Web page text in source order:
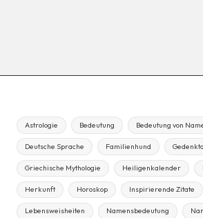
Astrologie Bedeutung Bedeutung von
Deutsche Sprache Familienhund
Griechische Mythologie Heiligenkalender
Herkunft Horoskop Inspirierende Zitate
Lebensweisheiten Namensbedeutung